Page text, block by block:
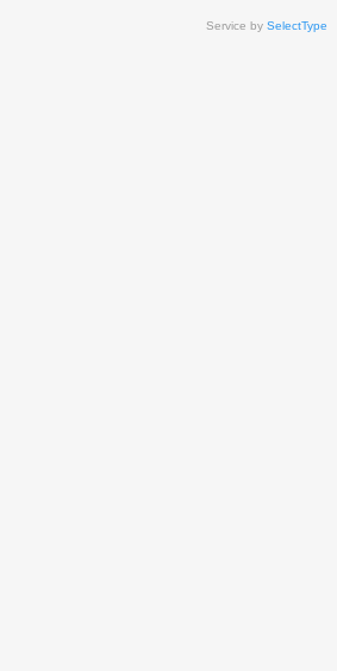
Service by SelectType